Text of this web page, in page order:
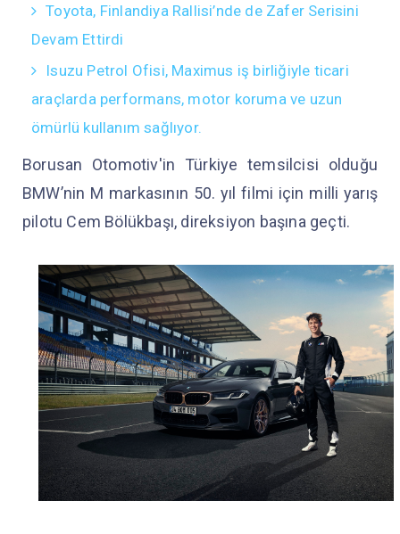
Toyota, Finlandiya Rallisi’nde de Zafer Serisini
Devam Ettirdi
Isuzu Petrol Ofisi, Maximus iş birliğiyle ticari
araçlarda performans, motor koruma ve uzun
ömürlü kullanım sağlıyor.
Borusan Otomotiv'in Türkiye temsilcisi olduğu
BMW’nin M markasının 50. yıl filmi için milli yarış
pilotu Cem Bölükbaşı, direksiyon başına geçti.